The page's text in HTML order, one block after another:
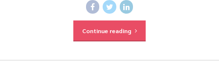
Continue reading